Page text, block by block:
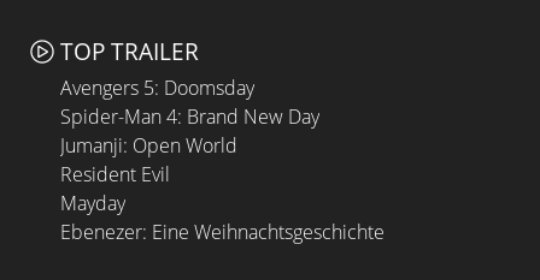
TOP TRAILER
Avengers 5: Doomsday
Spider-Man 4: Brand New Day
Jumanji: Open World
Resident Evil
Mayday
Ebenezer: Eine Weihnachtsgeschichte